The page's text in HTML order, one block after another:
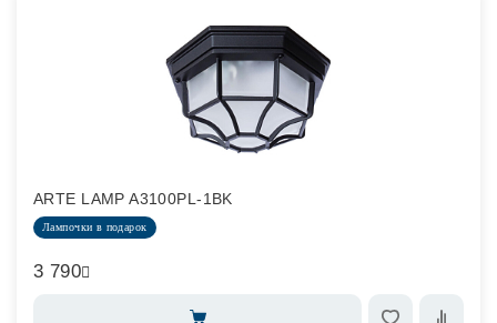
ARTE LAMP A3100PL-1BK
Лампочки в подарок
3 790